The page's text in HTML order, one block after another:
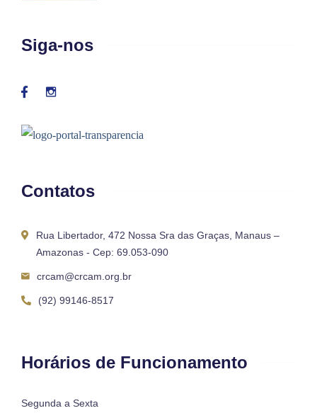
Siga-nos
Contatos
Rua Libertador, 472 Nossa Sra das Graças, Manaus –
Amazonas - Cep: 69.053-090
crcam@crcam.org.br
(92) 99146-8517
Horários de Funcionamento
Segunda a Sexta